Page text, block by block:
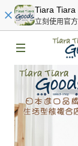
Tiara Tiara
立刻使用官